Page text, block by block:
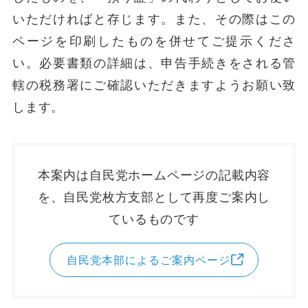
いただければと存じます。また、その際はこの
ページを印刷したものを併せてご提示くださ
い。必要書類の詳細は、申告手続きをされる管
轄の税務署にご確認いただきますようお願い致
します。
本案内は自民党ホームページの記載内容
を、自民党枚方支部として再度ご案内し
ているものです
自民党本部によるご案内ページ